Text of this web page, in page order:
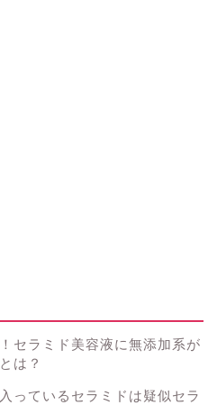
セラミド美容液に無添加系が
は？
っているセラミドは疑似セラ